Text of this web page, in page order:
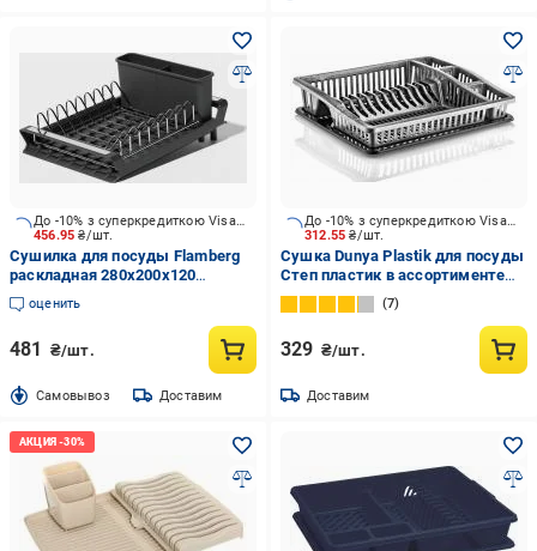
456.95₴/шт.
До -10% з суперкредиткою Visa Вигода
Сушилка для посуды Flamberg
раскладная 280х200х120
мм100342-017
оценить
481 ₴/шт.
Cамовывоз Доставим
312.55₴/шт.
До -10% з суперкредиткою Visa Вигода
Сушка Dunya Plastik для посуды
Степ пластик в ассортименте
46,2x36,7x10,8 см
7
329 ₴/шт.
Доставим